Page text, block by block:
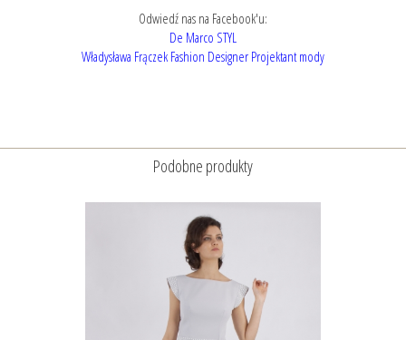
Odwiedź nas na Facebook'u:
De Marco STYL
Władysława Frączek Fashion Designer Projektant mody
Podobne produkty